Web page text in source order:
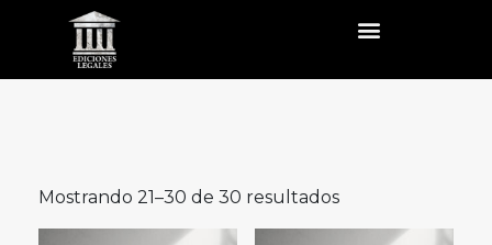
Mostrando 21–30 de 30 resultados